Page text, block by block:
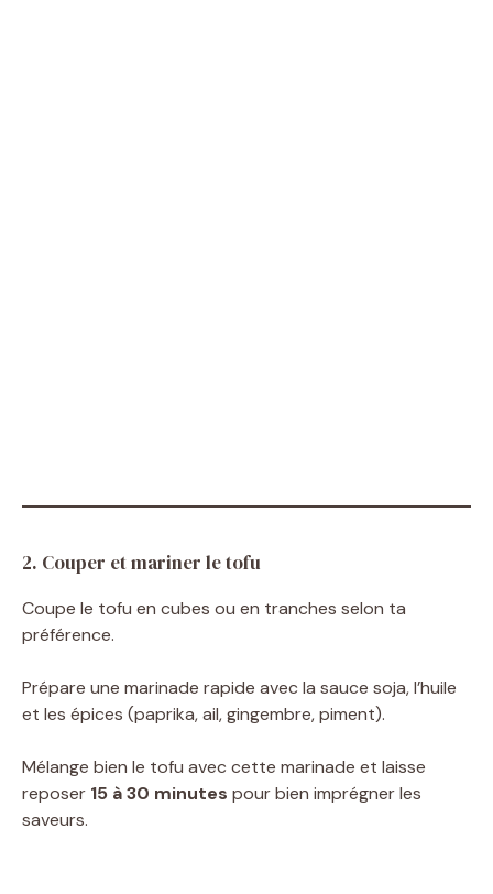
2. Couper et mariner le tofu
Coupe le tofu en cubes ou en tranches selon ta
préférence.
Prépare une marinade rapide avec la sauce soja, l’huile
et les épices (paprika, ail, gingembre, piment).
Mélange bien le tofu avec cette marinade et laisse
reposer 15 à 30 minutes pour bien imprégner les
saveurs.